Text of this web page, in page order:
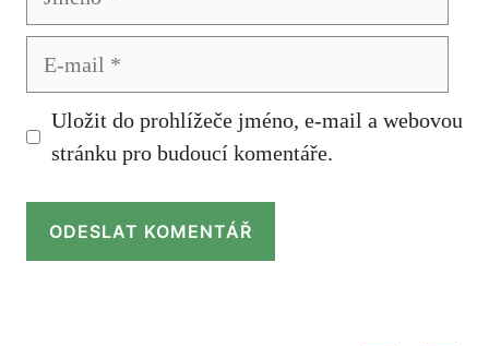
Uložit do prohlížeče jméno, e-mail a webovou
stránku pro budoucí komentáře.